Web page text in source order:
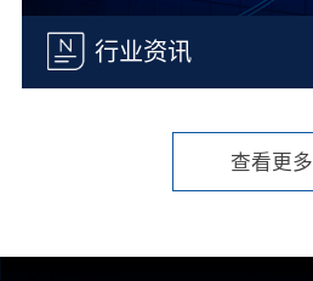
行业资讯
查看更多